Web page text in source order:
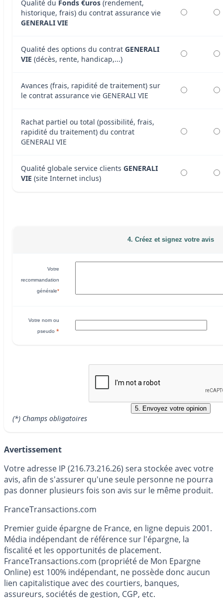
Qualité du Fonds €uros (rendement,
historique, frais) du contrat assurance vie
GENERALI VIE
Qualité des options du contrat GENERALI
VIE (décès, rente, handicap,...)
Avances (frais, rapidité de traitement) sur
le contrat assurance vie GENERALI VIE
Rachat partiel ou total (possibilité, frais,
rapidité du traitement) du contrat
GENERALI VIE
Qualité globale service clients GENERALI
VIE (site Internet inclus)
4. Créez et signez votre avis
Votre
recommandation
générale*
Votre nom ou
pseudo *
(*) Champs obligatoires
Avertissement
Votre adresse IP (216.73.216.26) sera stockée avec votre
avis, afin de s'assurer qu'une seule personne ne pourra
pas donner plusieurs fois son avis sur le même produit.
FranceTransactions.com
Premier guide épargne de France, en ligne depuis 2001.
Média indépendant de référence sur l'épargne, la
fiscalité et les opportunités de placement.
FranceTransactions.com (propriété de Mon Epargne
Online) est 100% indépendant, ne possède donc aucun
lien capitalistique avec des courtiers, banques,
assureurs, sociétés de gestion, CGP, etc.